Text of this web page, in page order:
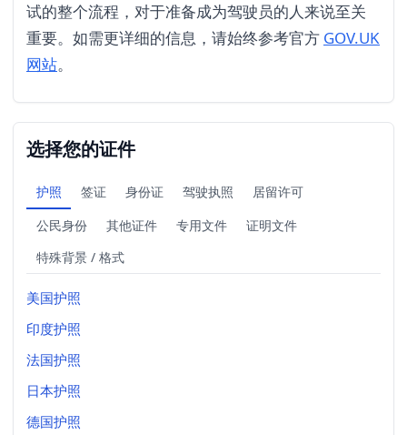
试的整个流程，对于准备成为驾驶员的人来说至关
重要。如需更详细的信息，请始终参考官方 GOV.UK
网站。
选择您的证件
护照 签证 身份证 驾驶执照
居留许可
公民身份
其他证件 专用文件
证明文件
特殊背景 / 格式
美国护照
印度护照
法国护照
日本护照
德国护照